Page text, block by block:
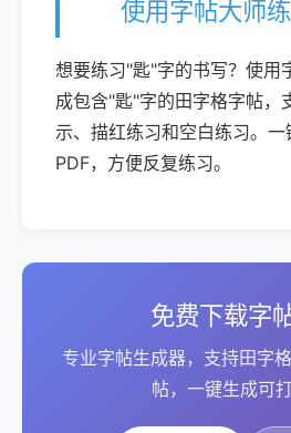
使用字帖大师
想要练习"匙"字的书写？使用
成包含"匙"字的田字格字帖，
示、描红练习和空白练习。一
PDF，方便反复练习。
免费下载字
专业字帖生成器，支持田字
帖，一键生成可